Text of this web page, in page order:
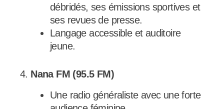
débridés, ses émissions sportives et
ses revues de presse.
Langage accessible et auditoire
jeune.
4. Nana FM (95.5 FM)
Une radio généraliste avec une forte